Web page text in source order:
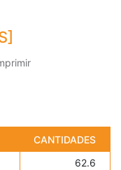
CANTIDADES
62.6